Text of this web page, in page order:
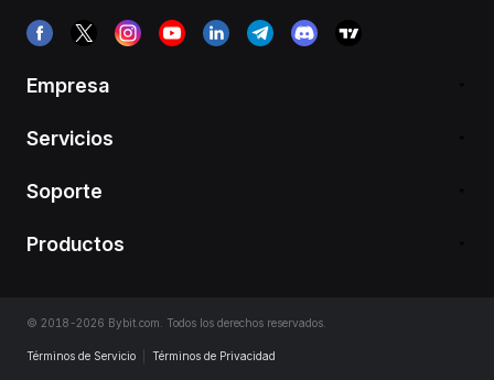
Empresa
Servicios
Soporte
Productos
© 2018-2026 Bybit.com. Todos los derechos reservados.
Términos de Servicio Términos de Privacidad